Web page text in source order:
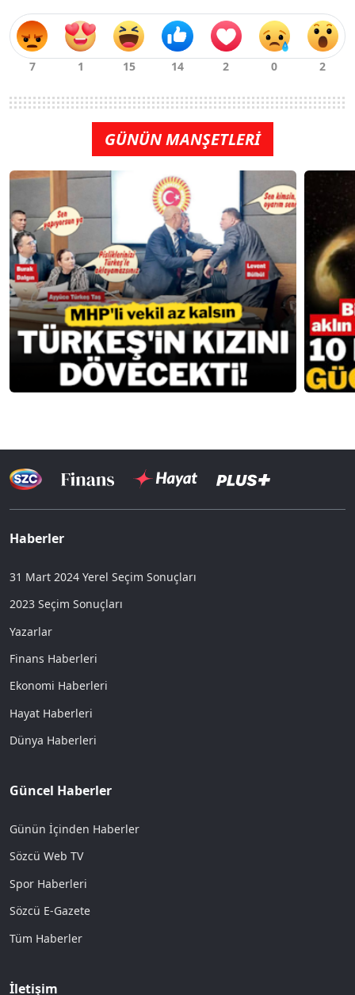
GÜNÜN MANŞETLERİ
Haberler
31 Mart 2024 Yerel Seçim Sonuçları
2023 Seçim Sonuçları
Yazarlar
Finans Haberleri
Ekonomi Haberleri
Hayat Haberleri
Dünya Haberleri
Güncel Haberler
Günün İçinden Haberler
Sözcü Web TV
Spor Haberleri
Sözcü E-Gazete
Tüm Haberler
İletişim